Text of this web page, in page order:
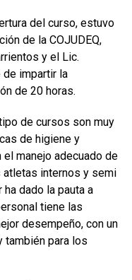
del curso, estuvo
de la COJUDEQ,
y el Lic.
de impartir la
de 20 horas.
de cursos son muy
de higiene y
manejo adecuado de
internos y semi
ha dado la pauta a
tiene las
desempeño, con un
también para los